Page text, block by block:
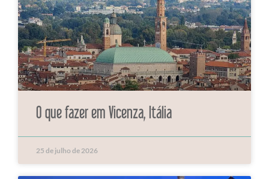
O que fazer em Vicenza, Itália
25 de julho de 2026